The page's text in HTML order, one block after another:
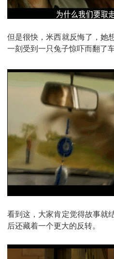
但是很快，米西就反悔了，她
一刻受到一只兔子惊吓而翻了
看到这，大家肯定觉得故事就
后还藏着一个更大的反转。